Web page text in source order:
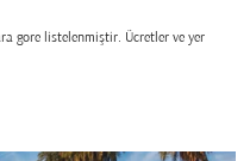
gore listelenmiştir. Ücretler ve yer